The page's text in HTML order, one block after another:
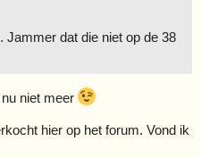
Jammer dat die niet op de 38
niet meer
hier op het forum. Vond ik